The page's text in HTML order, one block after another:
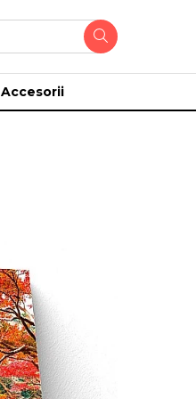
Accesorii